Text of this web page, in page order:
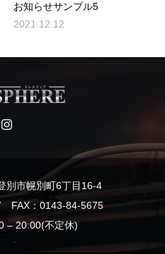
お知らせサンプル5
2021.12.12
別市幌別町6丁目16-4
FAX：0143-84-5675
– 20:00(不定休)